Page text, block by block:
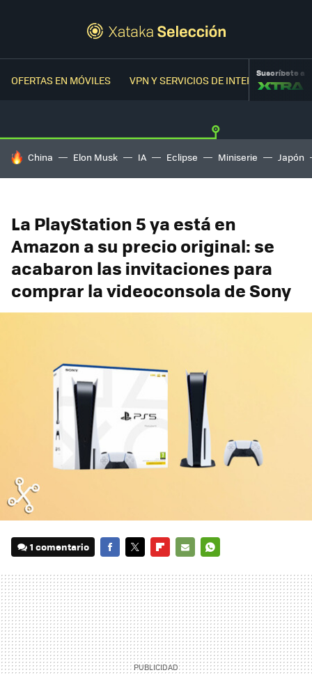
OFERTAS EN MÓVILES VPN Y SERVICIOS DE INTERNETSuscríbete a
HOY SE HABLA DE
China Elon Musk IA Eclipse Miniserie Japón
La PlayStation 5 ya está en
Amazon a su precio original: se
acabaron las invitaciones para
comprar la videoconsola de Sony
1 comentario
MAIL